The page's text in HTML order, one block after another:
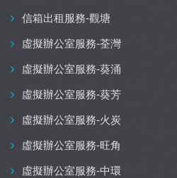
信箱出租服務-觀塘
虛擬辦公室服務-荃灣
虛擬辦公室服務-葵涌
虛擬辦公室服務-葵芳
虛擬辦公室服務-火炭
虛擬辦公室服務-旺角
虛擬辦公室服務-中環